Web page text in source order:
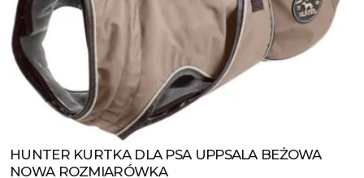
Zobacz produkt
HUNTER KURTKA DLA PSA UPPSALA BEŻOWA
NOWA ROZMIARÓWKA